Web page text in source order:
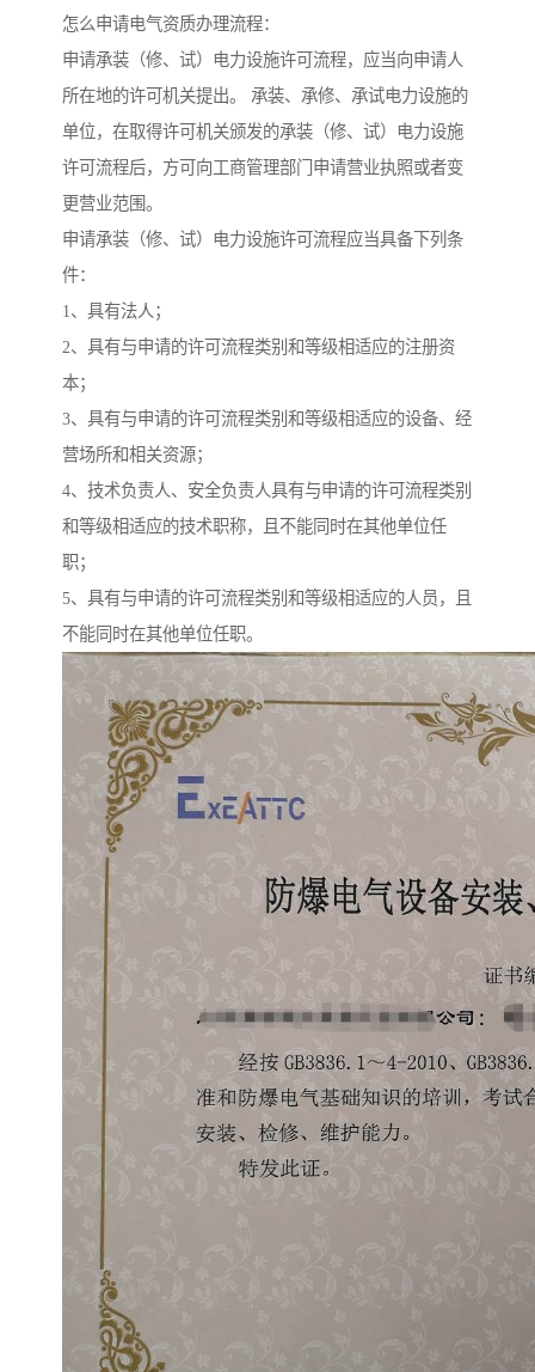
怎么申请电气资质办理流程：
申请承装（修、试）电力设施许可流程，应当向申请人
所在地的许可机关提出。 承装、承修、承试电力设施的
单位，在取得许可机关颁发的承装（修、试）电力设施
许可流程后，方可向工商管理部门申请营业执照或者变
更营业范围。
申请承装（修、试）电力设施许可流程应当具备下列条
件：
1、具有法人；
2、具有与申请的许可流程类别和等级相适应的注册资
本；
3、具有与申请的许可流程类别和等级相适应的设备、经
营场所和相关资源；
4、技术负责人、安全负责人具有与申请的许可流程类别
和等级相适应的技术职称，且不能同时在其他单位任
职；
5、具有与申请的许可流程类别和等级相适应的人员，且
不能同时在其他单位任职。